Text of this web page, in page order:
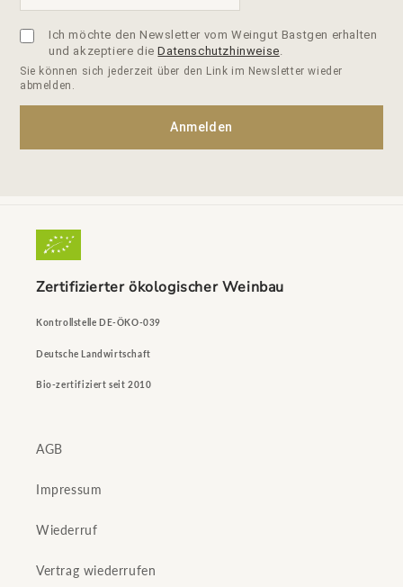
Ich möchte den Newsletter vom Weingut Bastgen erhalten
und akzeptiere dieDatenschutzhinweise.
Sie können sich jederzeit über den Link im Newsletter wieder
abmelden.
Anmelden
Zertifizierter ökologischer Weinbau
Kontrollstelle DE-ÖKO-039
Deutsche Landwirtschaft
Bio-zertifiziert seit 2010
AGB
Impressum
Wiederruf
Vertrag wiederrufen